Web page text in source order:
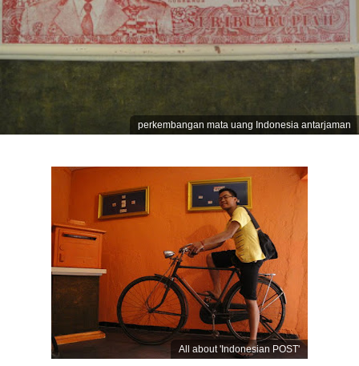
perkembangan mata uang Indonesia antarjaman
All about 'Indonesian POST'